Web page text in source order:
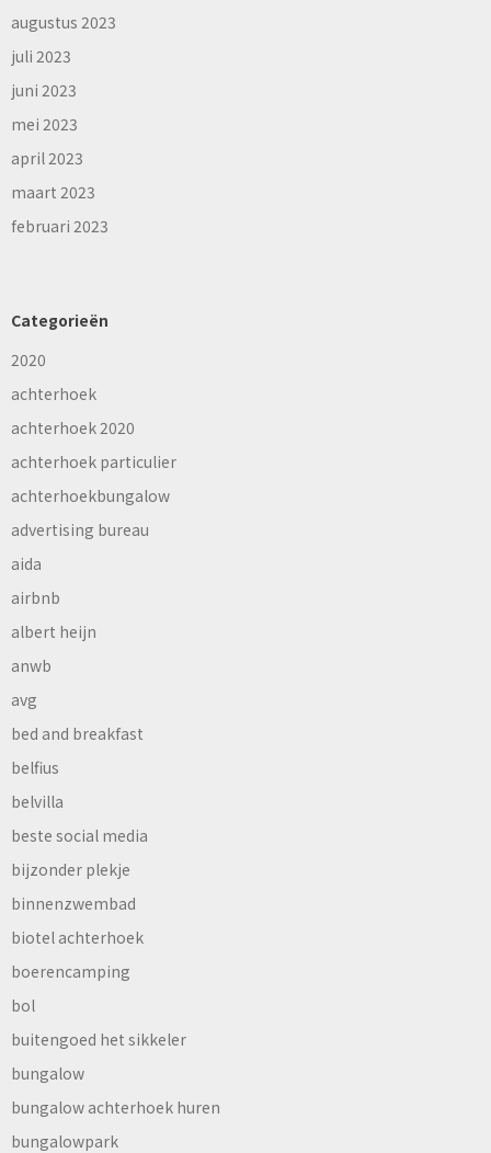
augustus 2023
juli 2023
juni 2023
mei 2023
april 2023
maart 2023
februari 2023
Categorieën
2020
achterhoek
achterhoek 2020
achterhoek particulier
achterhoekbungalow
advertising bureau
aida
airbnb
albert heijn
anwb
avg
bed and breakfast
belfius
belvilla
beste social media
bijzonder plekje
binnenzwembad
biotel achterhoek
boerencamping
bol
buitengoed het sikkeler
bungalow
bungalow achterhoek huren
bungalowpark